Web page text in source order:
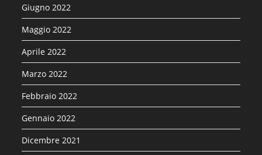
Giugno 2022
Maggio 2022
Aprile 2022
Marzo 2022
Febbraio 2022
Gennaio 2022
Dicembre 2021